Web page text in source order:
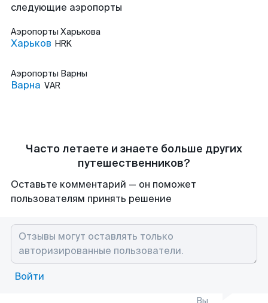
следующие аэропорты
Аэропорты Харькова
Харьков HRK
Аэропорты Варны
Варна VAR
Часто летаете и знаете больше других
путешественников?
Оставьте комментарий — он поможет
пользователям принять решение
Войти
Вы